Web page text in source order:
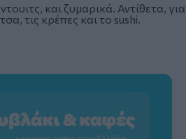
και ζυμαρικά. Αντίθετα, για
τις κρέπες και το sushi.